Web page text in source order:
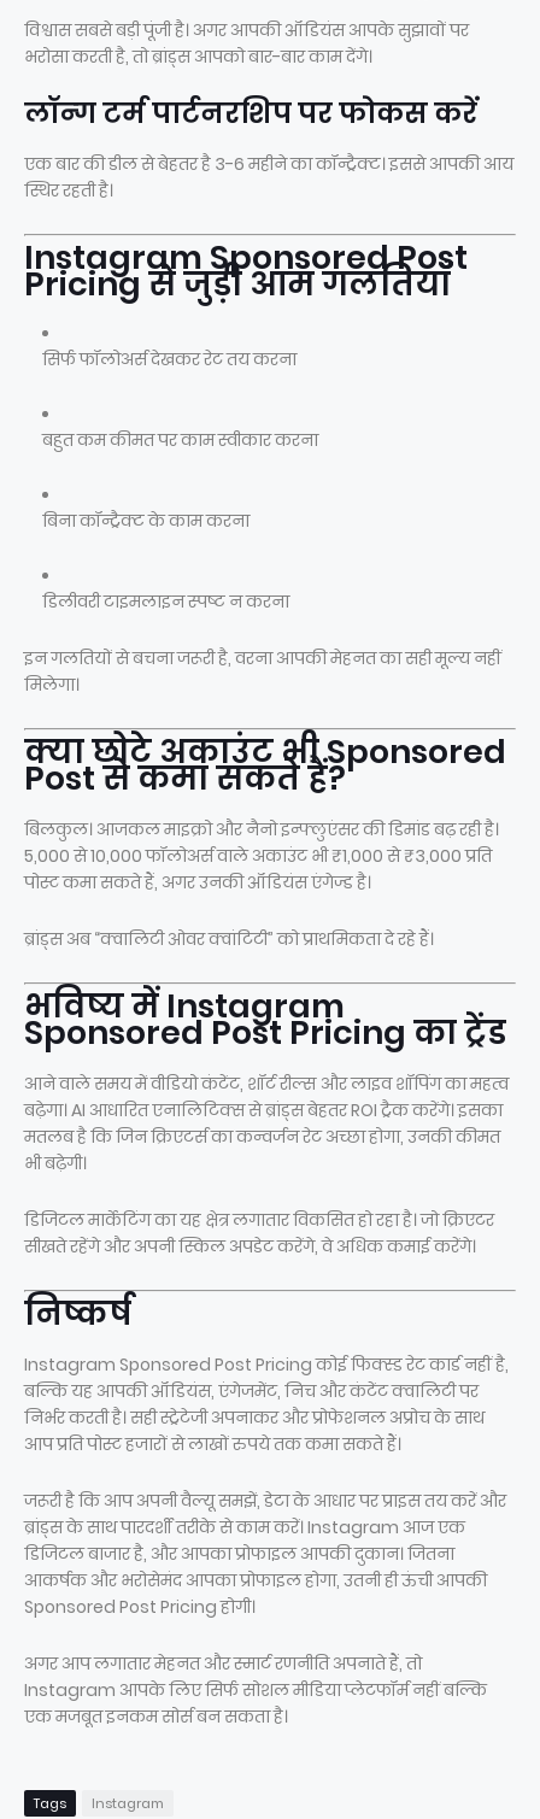
विश्वास सबसे बड़ी पूंजी है। अगर आपकी ऑडियंस आपके सुझावों पर
भरोसा करती है, तो ब्रांड्स आपको बार-बार काम देंगे।
लॉन्ग टर्म पार्टनरशिप पर फोकस करें
एक बार की डील से बेहतर है 3-6 महीने का कॉन्ट्रैक्ट। इससे आपकी आय
स्थिर रहती है।
Instagram Sponsored Post
Pricing से जुड़ी आम गलतियाँ
सिर्फ फॉलोअर्स देखकर रेट तय करना
बहुत कम कीमत पर काम स्वीकार करना
बिना कॉन्ट्रैक्ट के काम करना
डिलीवरी टाइमलाइन स्पष्ट न करना
इन गलतियों से बचना जरूरी है, वरना आपकी मेहनत का सही मूल्य नहीं
मिलेगा।
क्या छोटे अकाउंट भी Sponsored
Post से कमा सकते हैं?
बिलकुल। आजकल माइक्रो और नैनो इन्फ्लुएंसर की डिमांड बढ़ रही है।
5,000 से 10,000 फॉलोअर्स वाले अकाउंट भी ₹1,000 से ₹3,000 प्रति
पोस्ट कमा सकते हैं, अगर उनकी ऑडियंस एंगेज्ड है।
ब्रांड्स अब “क्वालिटी ओवर क्वांटिटी” को प्राथमिकता दे रहे हैं।
भविष्य में Instagram
Sponsored Post Pricing का ट्रेंड
आने वाले समय में वीडियो कंटेंट, शॉर्ट रील्स और लाइव शॉपिंग का महत्व
बढ़ेगा। AI आधारित एनालिटिक्स से ब्रांड्स बेहतर ROI ट्रैक करेंगे। इसका
मतलब है कि जिन क्रिएटर्स का कन्वर्जन रेट अच्छा होगा, उनकी कीमत
भी बढ़ेगी।
डिजिटल मार्केटिंग का यह क्षेत्र लगातार विकसित हो रहा है। जो क्रिएटर
सीखते रहेंगे और अपनी स्किल अपडेट करेंगे, वे अधिक कमाई करेंगे।
निष्कर्ष
Instagram Sponsored Post Pricing कोई फिक्स्ड रेट कार्ड नहीं है,
बल्कि यह आपकी ऑडियंस, एंगेजमेंट, निच और कंटेंट क्वालिटी पर
निर्भर करती है। सही स्ट्रेटेजी अपनाकर और प्रोफेशनल अप्रोच के साथ
आप प्रति पोस्ट हजारों से लाखों रुपये तक कमा सकते हैं।
जरूरी है कि आप अपनी वैल्यू समझें, डेटा के आधार पर प्राइस तय करें और
ब्रांड्स के साथ पारदर्शी तरीके से काम करें। Instagram आज एक
डिजिटल बाजार है, और आपका प्रोफाइल आपकी दुकान। जितना
आकर्षक और भरोसेमंद आपका प्रोफाइल होगा, उतनी ही ऊंची आपकी
Sponsored Post Pricing होगी।
अगर आप लगातार मेहनत और स्मार्ट रणनीति अपनाते हैं, तो
Instagram आपके लिए सिर्फ सोशल मीडिया प्लेटफॉर्म नहीं बल्कि
एक मजबूत इनकम सोर्स बन सकता है।
Tags Instagram